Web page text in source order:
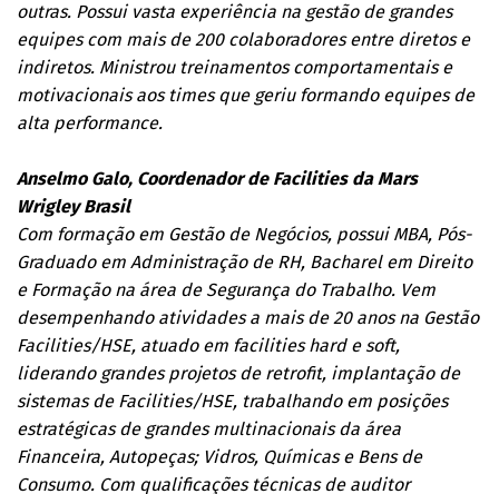
outras. Possui vasta experiência na gestão de grandes
equipes com mais de 200 colaboradores entre diretos e
indiretos. Ministrou treinamentos comportamentais e
motivacionais aos times que geriu formando equipes de
alta performance.
Anselmo Galo, Coordenador de Facilities da Mars
Wrigley Brasil
Com formação em Gestão de Negócios, possui MBA, Pós-
Graduado em Administração de RH, Bacharel em Direito
e Formação na área de Segurança do Trabalho. Vem
desempenhando atividades a mais de 20 anos na Gestão
Facilities/HSE, atuado em facilities hard e soft,
liderando grandes projetos de retrofit, implantação de
sistemas de Facilities/HSE, trabalhando em posições
estratégicas de grandes multinacionais da área
Financeira, Autopeças; Vidros, Químicas e Bens de
Consumo. Com qualificações técnicas de auditor